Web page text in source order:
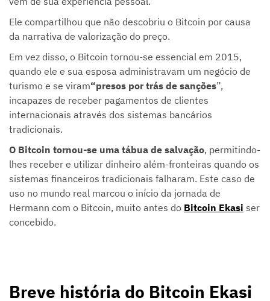
Ele compartilhou que não descobriu o Bitcoin por causa
da narrativa de valorização do preço.
Em vez disso, o Bitcoin tornou-se essencial em 2015,
quando ele e sua esposa administravam um negócio de
turismo e se viram“presos por trás de sanções”,
incapazes de receber pagamentos de clientes
internacionais através dos sistemas bancários
tradicionais.
O Bitcoin tornou-se uma tábua de salvação, permitindo-
lhes receber e utilizar dinheiro além-fronteiras quando os
sistemas financeiros tradicionais falharam. Este caso de
uso no mundo real marcou o início da jornada de
Hermann com o Bitcoin, muito antes do Bitcoin Ekasi ser
concebido.
Breve história do Bitcoin Ekasi